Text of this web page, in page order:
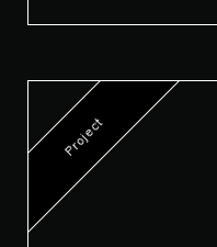
Project